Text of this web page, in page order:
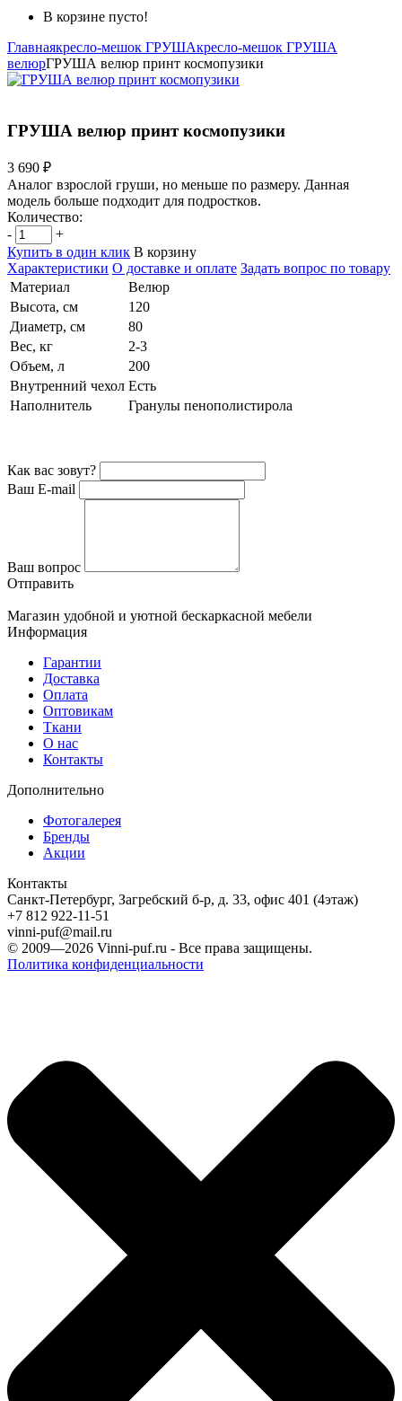
В корзине пусто!
Главнаякресло-мешок ГРУШАкресло-мешок ГРУША
велюрГРУША велюр принт космопузики
ГРУША велюр принт космопузики
3 690 ₽
Аналог взрослой груши, но меньше по размеру. Данная
модель больше подходит для подростков.
Количество:
-
+
Купить в один клик В корзину
Характеристики О доставке и оплате Задать вопрос по товару
Материал
Велюр
Высота, см
120
Диаметр, см
80
Вес, кг
2-3
Объем, л
200
Внутренний чехол Есть
Наполнитель
Гранулы пенополистирола
Как вас зовут?
Ваш E-mail
Ваш вопрос
Отправить
Магазин удобной и уютной бескаркасной мебели
Информация
Гарантии
Доставка
Оплата
Оптовикам
Ткани
О нас
Контакты
Дополнительно
Фотогалерея
Бренды
Акции
Контакты
Санкт-Петербург, Загребский б-р, д. 33, офис 401 (4этаж)
+7 812 922-11-51
vinni-puf@mail.ru
© 2009—2026 Vinni-puf.ru - Все права защищены.
Политика конфиденциальности